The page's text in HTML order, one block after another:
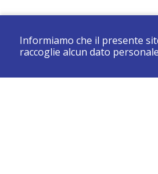
Informiamo che il presente
raccoglie alcun dato